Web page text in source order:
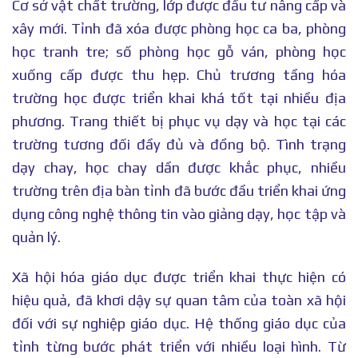
Cơ sở vật chất trường, lớp được đầu tư nâng cấp và
xây mới. Tỉnh đã xóa được phòng học ca ba, phòng
học tranh tre; số phòng học gỗ ván, phòng học
xuống cấp được thu hẹp. Chủ trương tầng hóa
trường học được triển khai khá tốt tại nhiều địa
phương. Trang thiết bị phục vụ dạy và học tại các
trường tương đối đầy đủ và đồng bộ. Tình trạng
dạy chay, học chay dần được khắc phục, nhiều
trường trên địa bàn tỉnh đã bước đầu triển khai ứng
dụng công nghệ thông tin vào giảng dạy, học tập và
quản lý.
Xã hội hóa giáo dục được triển khai thực hiện có
hiệu quả, đã khơi dậy sự quan tâm của toàn xã hội
đối với sự nghiệp giáo dục. Hệ thống giáo dục của
tỉnh từng bước phát triển với nhiều loại hình. Từ